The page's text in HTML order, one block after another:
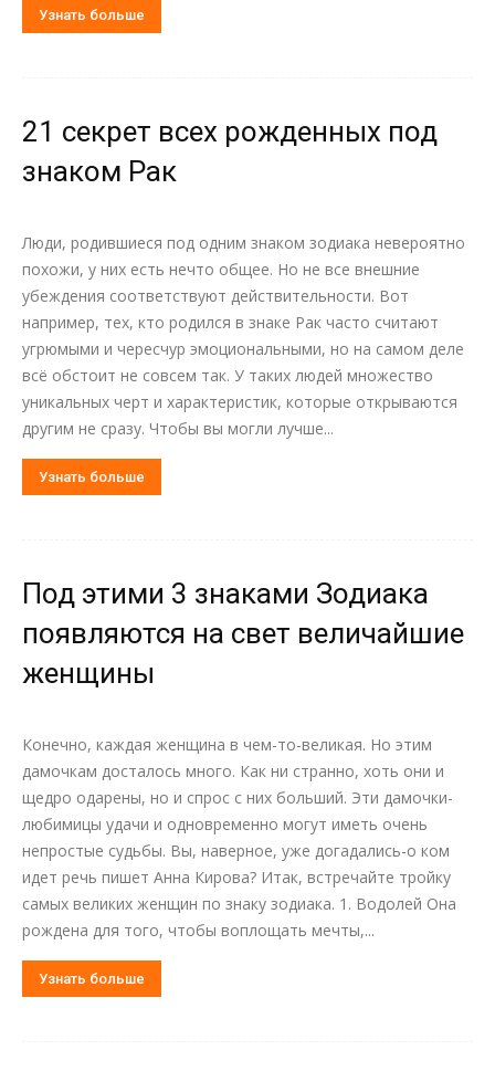
Узнать больше
21 секрет всех рожденных под
знаком Рак
Люди, родившиеся под одним знаком зодиака невероятно
похожи, у них есть нечто общее. Но не все внешние
убеждения соответствуют действительности. Вот
например, тех, кто родился в знаке Рак часто считают
угрюмыми и чересчур эмоциональными, но на самом деле
всё обстоит не совсем так. У таких людей множество
уникальных черт и характеристик, которые открываются
другим не сразу. Чтобы вы могли лучше...
Узнать больше
Под этими 3 знаками Зодиака
появляются на свет величайшие
женщины
Конечно, каждая женщина в чем-то-великая. Но этим
дамочкам досталось много. Как ни странно, хоть они и
щедро одарены, но и спрос с них больший. Эти дамочки-
любимицы удачи и одновременно могут иметь очень
непростые судьбы. Вы, наверное, уже догадались-о ком
идет речь пишет Анна Кирова? Итак, встречайте тройку
самых великих женщин по знаку зодиака. 1. Водолей Она
рождена для того, чтобы воплощать мечты,...
Узнать больше